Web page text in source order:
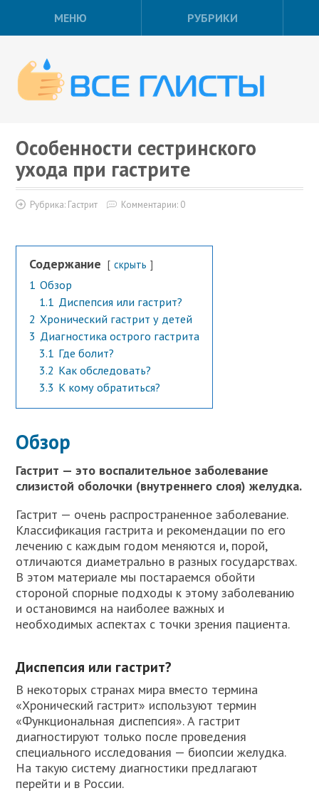
МЕНЮ РУБРИКИ
Особенности сестринского
ухода при гастрите
Рубрика: Гастрит Комментарии: 0
Содержание скрыть
1 Обзор
1.1 Диспепсия или гастрит?
2 Хронический гастрит у детей
3 Диагностика острого гастрита
3.1 Где болит?
3.2 Как обследовать?
3.3 К кому обратиться?
Обзор
Гастрит — это воспалительное заболевание
слизистой оболочки (внутреннего слоя) желудка.
Гастрит — очень распространенное заболевание.
Классификация гастрита и рекомендации по его
лечению с каждым годом меняются и, порой,
отличаются диаметрально в разных государствах.
В этом материале мы постараемся обойти
стороной спорные подходы к этому заболеванию
и остановимся на наиболее важных и
необходимых аспектах с точки зрения пациента.
Диспепсия или гастрит?
В некоторых странах мира вместо термина
«Хронический гастрит» используют термин
«Функциональная диспепсия». А гастрит
диагностируют только после проведения
специального исследования — биопсии желудка.
На такую систему диагностики предлагают
перейти и в России.